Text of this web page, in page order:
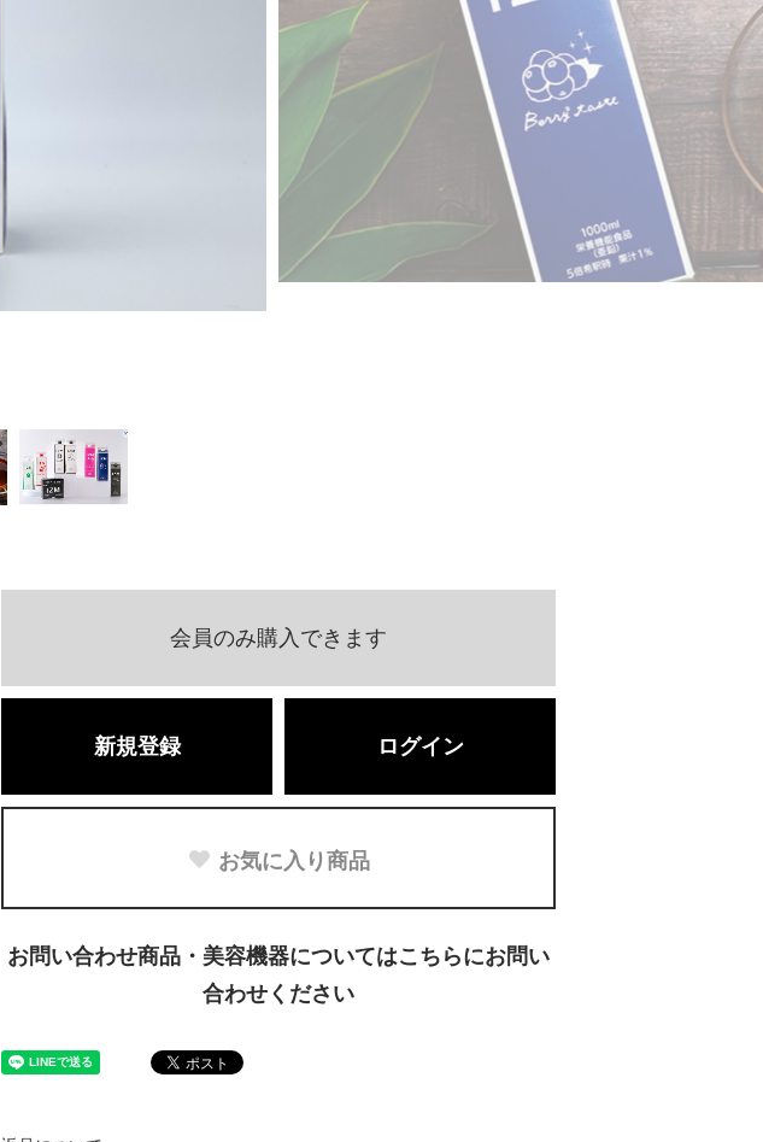
会員のみ購入できます
新規登録 ログイン
お気に入り商品
お問い合わせ商品・美容機器についてはこちらにお問い
合わせください